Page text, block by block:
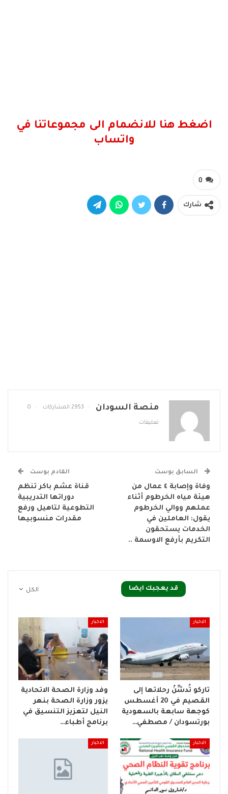
اضغط هنا للانضمام الى مجموعاتنا في
واتساب
0
شارك
منصة السودان 2953 المشاركات 0
تعليقات
السابق بوست
وفاة وإصابة ٤ عمال من
هيئة مياه الخرطوم أثناء
عملهم ووالي الخرطوم
يقول: العاملين في
الخدمات يستحقون
التكريم بأرفع الاوسمة ..
القادم بوست
قناة عشم باكر تنظم
دوراتها التدريبية
التطوعية لتاهيل ورفع
مقدرات منسوبيها
الكل قد يعجبك ايضا
الاخبار
تاركو تُدشِّنُ رحلاتها إلى
القصيم في 20 أغسطس
كوجهة سابعة بالسعودية
بورتسودان / مصطفي…
الاخبار
وفد وزارة الصحة الاتحادية
يزور وزارة الصحة بنهر
النيل لتعزيز التنسيق في
برنامج أطباء…
الاخبار الاخبار